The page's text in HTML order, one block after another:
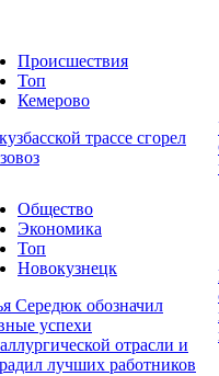
Происшествия
Топ
Кемерово
трассе сгорел
Общество
Экономика
Топ
Новокузнецк
Середюк обозначил
успехи
отрасли и
лучших работников